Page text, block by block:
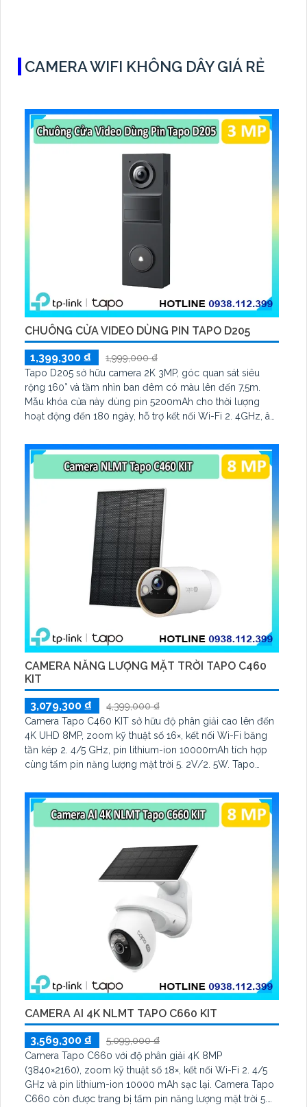
CAMERA WIFI KHÔNG DÂY GIÁ RẺ
CHUÔNG CỬA VIDEO DÙNG PIN TAPO D205
1,399,300 ₫
1,999,000 ₫
Tapo D205 sở hữu camera 2K 3MP, góc quan sát siêu
rộng 160° và tầm nhìn ban đêm có màu lên đến 7,5m.
Mẫu khóa cửa này dùng pin 5200mAh cho thời lượng
hoạt động đến 180 ngày, hỗ trợ kết nối Wi-Fi 2. 4GHz, âm
CAMERA NĂNG LƯỢNG MẶT TRỜI TAPO C460
KIT
3,079,300 ₫
4,399,000 ₫
Camera Tapo C460 KIT sở hữu độ phân giải cao lên đến
4K UHD 8MP, zoom kỹ thuật số 16×, kết nối Wi-Fi băng
tần kép 2. 4/5 GHz, pin lithium-ion 10000mAh tích hợp
cùng tấm pin năng lượng mặt trời 5. 2V/2. 5W. Tapo
biến Starlight, tầm nhìn lên đến 15 m
CAMERA AI 4K NLMT TAPO C660 KIT
3,569,300 ₫
5,099,000 ₫
Camera Tapo C660 với độ phân giải 4K 8MP
(3840×2160), zoom kỹ thuật số 18×, kết nối Wi-Fi 2. 4/5
GHz và pin lithium-ion 10000 mAh sạc lại. Camera Tapo
C660 còn được trang bị tấm pin năng lượng mặt trời 5.